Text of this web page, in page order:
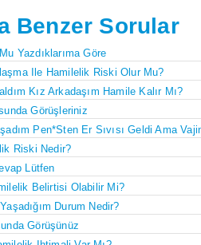
Benzer Sorular
Yazdıklarıma Göre
Ile Hamilelik Riski Olur Mu?
Kız Arkadaşım Hamile Kalır Mı?
Görüşleriniz
Pen*sten Er Sıvısı Geldi Ama
Riski Nedir?
Lütfen
Belirtisi Olabilir Mi?
Durum Nedir?
Görüşünüz